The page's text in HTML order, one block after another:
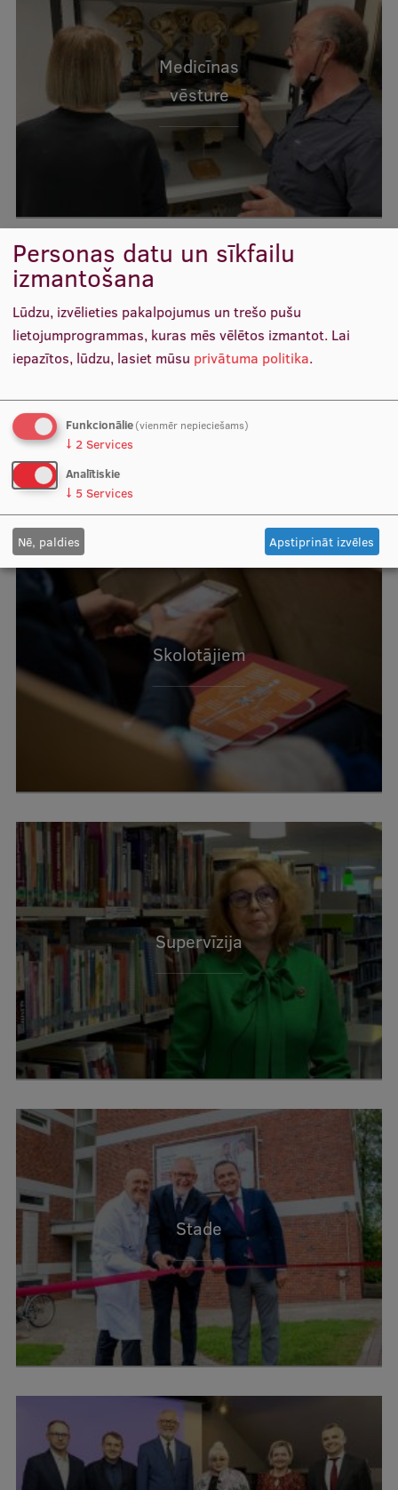
Medicīnas
vēsture
Psiholoģija
Skolotājiem
Supervīzija
Stade
Personas datu un sīkfailu
izmantošana
Lūdzu, izvēlieties pakalpojumus un trešo pušu
lietojumprogrammas, kuras mēs vēlētos izmantot. Lai
iepazītos, lūdzu, lasiet mūsu privātuma politika.
Funkcionālie(vienmēr nepieciešams)
↓ 2 Services
Analītiskie
↓ 5 Services
Nē, paldies Apstiprināt izvēles